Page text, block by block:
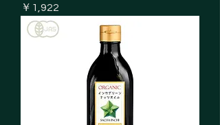
価格
￥1,922